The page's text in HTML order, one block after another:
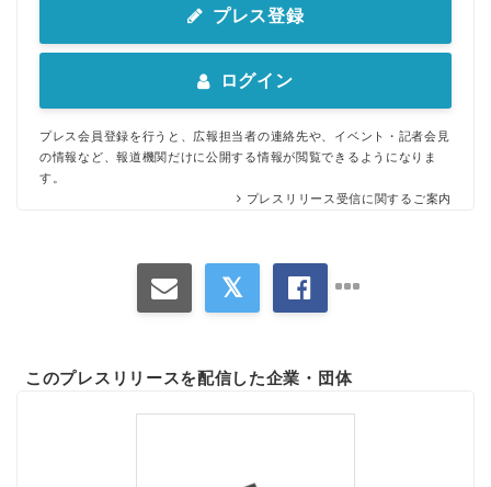
プレス登録
ログイン
プレス会員登録を行うと、広報担当者の連絡先や、イベント・記者会見
の情報など、報道機関だけに公開する情報が閲覧できるようになりま
す。
プレスリリース受信に関するご案内
このプレスリリースを配信した企業・団体